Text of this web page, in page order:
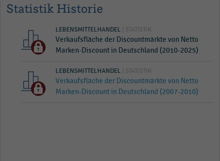
Statistik Historie
LEBENSMITTELHANDEL | STATISTIK
Verkaufsfläche der Discountmärkte von Netto
Marken-Discount in Deutschland (2010-2025)
LEBENSMITTELHANDEL | STATISTIK
Verkaufsfläche der Discountmärkte von Netto
Marken-Discount in Deutschland (2007-2010)